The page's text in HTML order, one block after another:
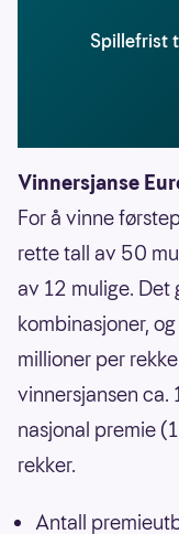
Spillefrist
Vinnersjanse
For å vinne
rette tall av 50
av 12 mulige.
kombinasjoner,
millioner per
vinnersjansen ca.
nasjonal premie
rekker.
Antall